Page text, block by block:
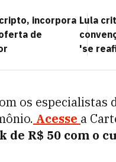
incorpora
de
Lula
'se
os especialistas
Acesse a
de R$ 50 com o